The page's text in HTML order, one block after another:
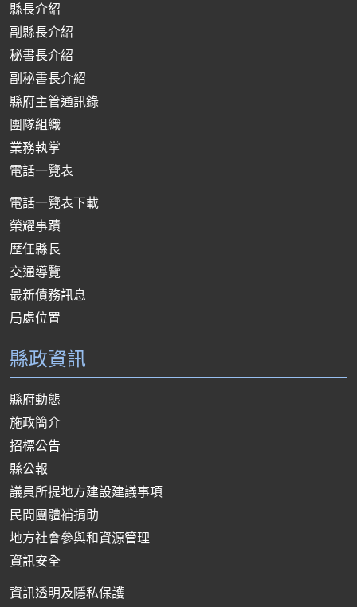
縣長介紹
副縣長介紹
秘書長介紹
副秘書長介紹
縣府主管通訊錄
團隊組織
業務執掌
電話一覽表
電話一覽表下載
榮耀事蹟
歷任縣長
交通導覽
最新債務訊息
局處位置
縣政資訊
縣府動態
施政簡介
招標公告
縣公報
議員所提地方建設建議事項
民間團體補捐助
地方社會參與和資源管理
資訊安全
資訊透明及隱私保護